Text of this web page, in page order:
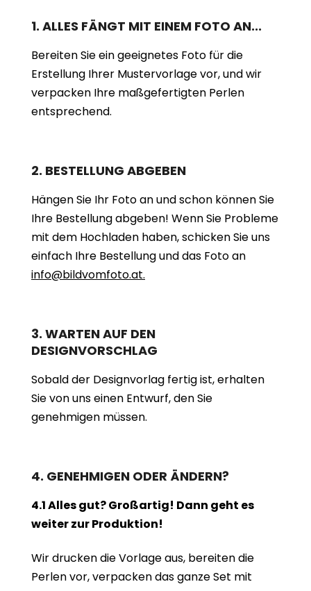
1. ALLES FÄNGT MIT EINEM FOTO AN...
Bereiten Sie ein geeignetes Foto für die
Erstellung Ihrer Mustervorlage vor, und wir
verpacken Ihre maßgefertigten Perlen
entsprechend.
2. BESTELLUNG ABGEBEN
Hängen Sie Ihr Foto an und schon können Sie
Ihre Bestellung abgeben! Wenn Sie Probleme
mit dem Hochladen haben, schicken Sie uns
einfach Ihre Bestellung und das Foto an
info@bildvomfoto.at.
3. WARTEN AUF DEN
DESIGNVORSCHLAG
Sobald der Designvorlag fertig ist, erhalten
Sie von uns einen Entwurf, den Sie
genehmigen müssen.
4. GENEHMIGEN ODER ÄNDERN?
4.1 Alles gut? Großartig! Dann geht es
weiter zur Produktion!
Wir drucken die Vorlage aus, bereiten die
Perlen vor, verpacken das ganze Set mit